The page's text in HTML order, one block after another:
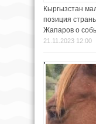
Кыргызстан
позиция
Жапаров о
21.11.2023 12:00